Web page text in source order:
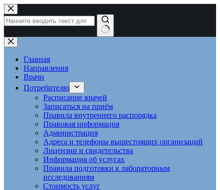
Перейти
к
сути
Ничего
не
найденоГлавная
Направления
Врачи
Потребителю
Расписание врачей
Записаться на приём
Правила внутреннего распорядка
Правовая информация
Администрация
Адреса и телефоны вышестоящих организаций
Лицензии и свидетельства
Информация об услугах
Правила подготовки к лабораторным
исследованиям
Стоимость услуг